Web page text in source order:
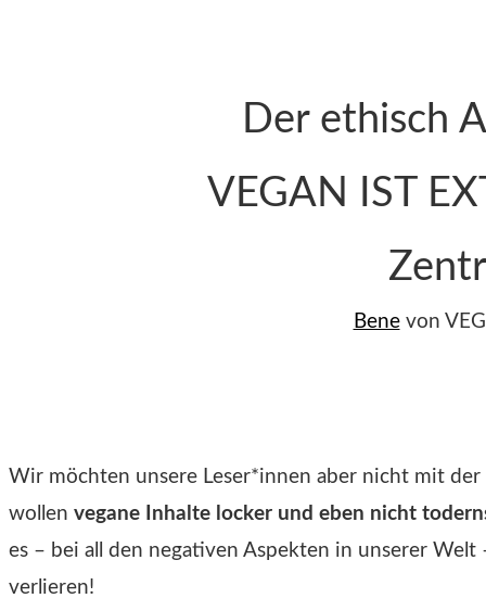
Der ethisch
VEGAN IST
Benevon
Wir möchten unsere Leser*innen aber nicht mit
wollen vegane Inhalte locker und eben nicht
es – bei all den negativen Aspekten in unserer
verlieren!